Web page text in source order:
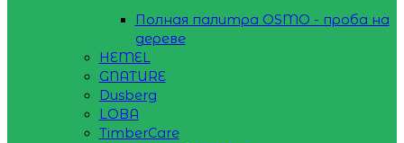
Полная палитра OSMO - проба на
дереве
HEMEL
GNATURE
Dusberg
LOBA
TimberCare